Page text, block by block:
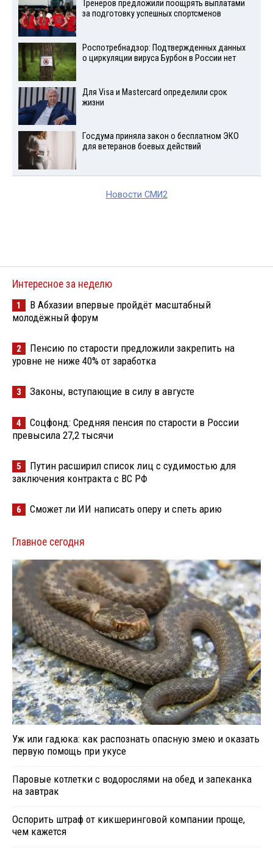
Тренеров предложили поощрять выплатами
за подготовку успешных спортсменов
Роспотребнадзор: Подтвержденных данных
о циркуляции вируса Бурбон в России нет
Для Visа и Mastercard определили срок
жизни
Госдума приняла закон о бесплатном ЭКО
для ветеранов боевых действий
Новости СМИ2
Интересное за неделю
1
В Абхазии впервые пройдёт масштабный
молодёжный форум
2
Пенсию по старости предложили закрепить на
уровне не ниже 40% от заработка
3 Законы, вступающие в силу в августе
4
Соцфонд: Средняя пенсия по старости в России
превысила 27,2 тысячи
5
Путин расширил список лиц с судимостью для
заключения контракта с ВС РФ
6 Сможет ли ИИ написать оперу и спеть арию
Главное сегодня
Уж или гадюка: как распознать опасную змею и оказать
первую помощь при укусе
Паровые котлетки с водорослями на обед и запеканка
на завтрак
Оспорить штраф от кикшеринговой компании проще,
чем кажется